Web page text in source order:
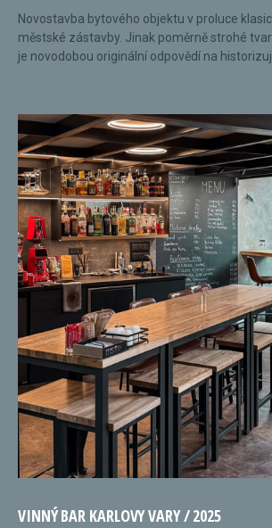
Novostavba bytového objektu v proluce
městské zástavby. Jinak poměrně strohé
je novodobou originální odpovědí na
VINNÝ BAR KARLOVY VARY / 2025